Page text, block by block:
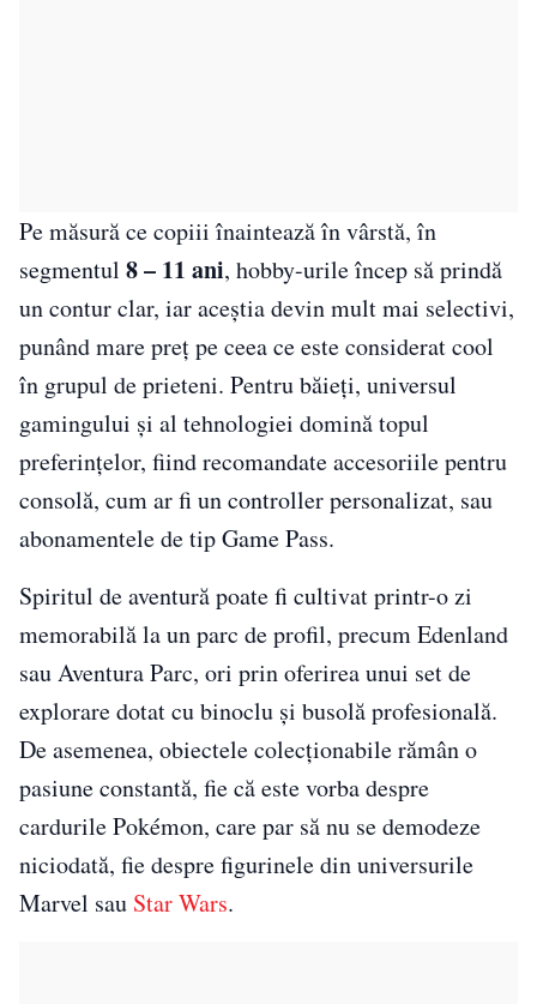
Pe măsură ce copiii înaintează în vârstă, în
segmentul 8 – 11 ani, hobby-urile încep să prindă
un contur clar, iar aceștia devin mult mai selectivi,
punând mare preț pe ceea ce este considerat cool
în grupul de prieteni. Pentru băieți, universul
gamingului și al tehnologiei domină topul
preferințelor, fiind recomandate accesoriile pentru
consolă, cum ar fi un controller personalizat, sau
abonamentele de tip Game Pass.
Spiritul de aventură poate fi cultivat printr-o zi
memorabilă la un parc de profil, precum Edenland
sau Aventura Parc, ori prin oferirea unui set de
explorare dotat cu binoclu și busolă profesională.
De asemenea, obiectele colecționabile rămân o
pasiune constantă, fie că este vorba despre
cardurile Pokémon, care par să nu se demodeze
niciodată, fie despre figurinele din universurile
Marvel sau Star Wars.